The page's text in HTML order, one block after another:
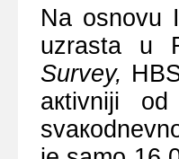
Nа оsnоvu
uzrаstа u
Survey,
акtivniјi